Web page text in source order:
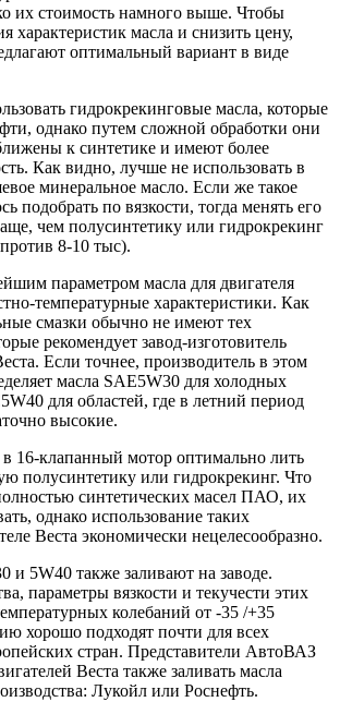
их стоимость намного выше. Чтобы
характеристик масла и снизить цену,
оптимальный вариант в виде
гидрокрекинговые масла, которые
однако путем сложной обработки они
к синтетике и имеют более
Как видно, лучше не использовать в
минеральное масло. Если же такое
подобрать по вязкости, тогда менять его
чем полусинтетику или гидрокрекинг
8-10 тыс).
параметром масла для двигателя
температурные характеристики. Как
смазки обычно не имеют тех
рекомендует завод-изготовитель
Если точнее, производитель в этом
масла SAE5W30 для холодных
для областей, где в летний период
высокие.
16-клапанный мотор оптимально лить
полусинтетику или гидрокрекинг. Что
синтетических масел ПАО, их
однако использование таких
Веста экономически нецелесообразно.
и 5W40 также заливают на заводе.
параметры вязкости и текучести этих
колебаний от -35 /+35
хорошо подходят почти для всех
стран. Представители АвтоВАЗ
Веста также заливать масла
Лукойл или Роснефть.